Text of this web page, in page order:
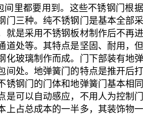
里都要用到。这些不锈钢门根
门三种。纯不锈钢门是基本全部
就是采用不锈钢板材制作后不再
道处等。其特点是坚固、耐用，
化玻璃制作而成。门下部装有地
间处。地弹簧门的特点是推开后
锈钢门的门体和地弹簧门基本相
可以自动感应，不用人为控制
占总成本的一半多，其装饰物